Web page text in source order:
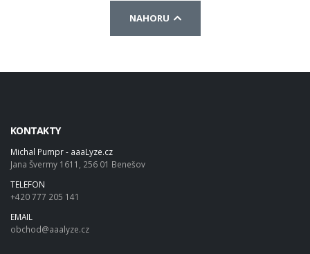
NAHORU
KONTAKTY
Michal Pumpr - aaaLyze.cz
Jana Švermy 1611, 256 01 Benešov
TELEFON
+420 777 205 141
EMAIL
obchod@aaalyze.cz